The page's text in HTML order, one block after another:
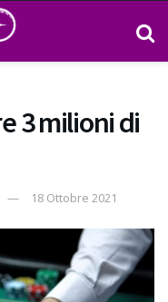
3 milioni di
18 Ottobre 2021